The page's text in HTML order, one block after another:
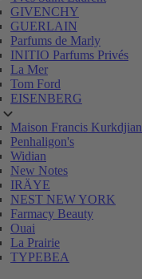
GIVENCHY
GUERLAIN
Parfums de Marly
INITIO Parfums Privés
La Mer
Tom Ford
EISENBERG
Maison Francis Kurkdjian
Penhaligon's
Widian
New Notes
IRÄYE
NEST NEW YORK
Farmacy Beauty
Ouai
La Prairie
TYPEBEA